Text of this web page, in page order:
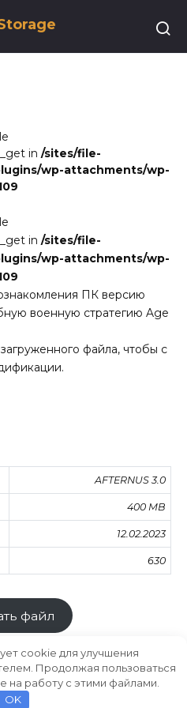
in /sites/file-
wp-attachments/wp-
in /sites/file-
wp-attachments/wp-
ПК версию
военную стратегию Age
файла, чтобы с
AFTERNUS 3.0
400 MB
12.02.2023
630
файл
cookie для улучшения
Продолжая пользоваться
на работу с этими файлами.
OK